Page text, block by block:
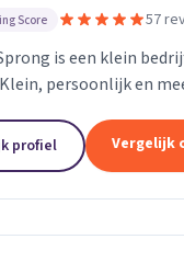
Score 57
is een klein
persoonlijk en
profiel Vergelijk